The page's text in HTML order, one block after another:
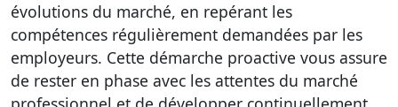
évolutions du marché, en repérant les
compétences régulièrement demandées par les
employeurs. Cette démarche proactive vous assure
de rester en phase avec les attentes du marché